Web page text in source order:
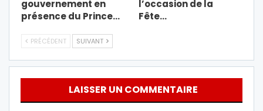
gouvernement en
présence du Prince…
l’occasion de la
Fête…
PRÉCÉDENT SUIVANT
LAISSER UN COMMENTAIRE